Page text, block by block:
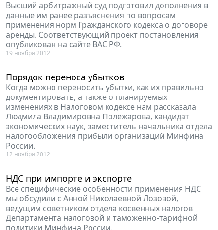
Высший арбитражный суд подготовил дополнения в
данные им ранее разъяснения по вопросам
применения норм Гражданского кодекса о договоре
аренды. Соответствующий проект постановления
опубликован на сайте ВАС РФ.
19 ноября 2012
Порядок переноса убытков
Когда можно переносить убытки, как их правильно
документировать, а также о планируемых
изменениях в Налоговом кодексе нам рассказала
Людмила Владимировна Полежарова, кандидат
экономических наук, заместитель начальника отдела
налогообложения прибыли организаций Минфина
России.
12 ноября 2012
НДС при импорте и экспорте
Все специфические особенности применения НДС
мы обсудили с Анной Николаевной Лозовой,
ведущим советником отдела косвенных налогов
Департамента налоговой и таможенно-тарифной
политики Минфина России.